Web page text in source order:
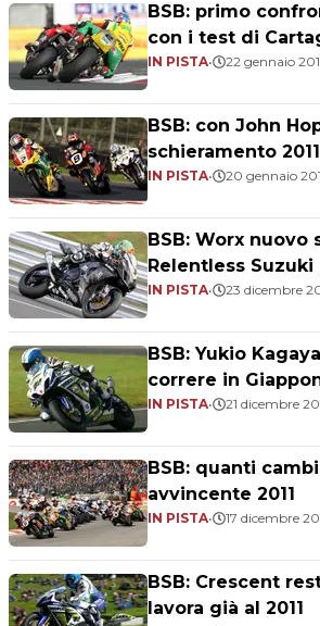
BSB: primo
con i test di
IN PISTA• 22 gennaio
BSB: con John
schieramento 2011
IN PISTA• 20 gennaio
BSB: Worx nuovo
Relentless Suzuki
IN PISTA• 23 dicembre
BSB: Yukio
correre in
IN PISTA• 21 dicembre
BSB: quanti
avvincente 2011
IN PISTA• 17 dicembre
BSB: Crescent
lavora già al 2011